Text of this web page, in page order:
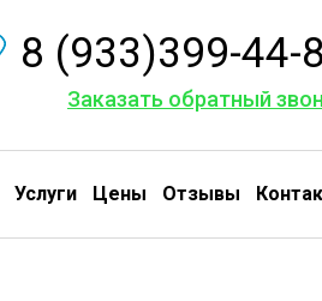
8 (933)399-44-
Заказать обратный
Услуги Цены Отзывы